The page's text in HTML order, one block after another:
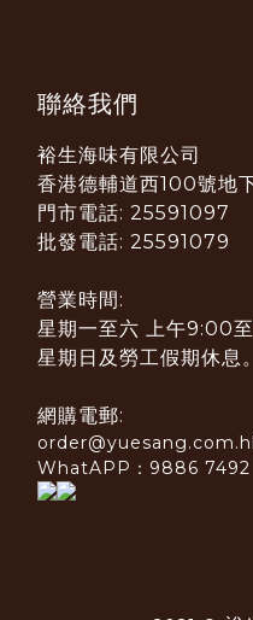
聯絡我們
裕生海味有限公司
香港德輔道西100號地
門市電話: 25591097
批發電話: 25591079
營業時間:
星期一至六 上午9:00
星期日及勞工假期休息。
網購電郵:
WhatAPP：9886 7492